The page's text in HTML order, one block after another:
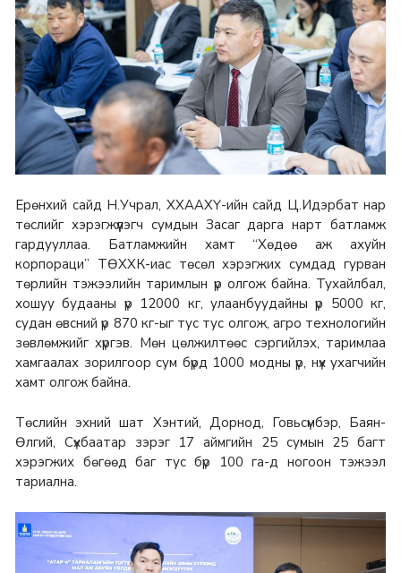
Ерөнхий сайд Н.Учрал, ХХААХҮ-ийн сайд Ц.Идэрбат нар
төслийг хэрэгжүүлэгч сумдын Засаг дарга нарт батламж
гардууллаа. Батламжийн хамт “Хөдөө аж ахуйн
корпораци” ТӨХХК-иас төсөл хэрэгжих сумдад гурван
төрлийн тэжээлийн таримлын үр олгож байна. Тухайлбал,
хошуу будааны үр 12000 кг, улаанбуудайны үр 5000 кг,
судан өвсний үр 870 кг-ыг тус тус олгож, агро технологийн
зөвлөмжийг хүргэв. Мөн цөлжилтөөс сэргийлэх, таримлаа
хамгаалах зорилгоор сум бүрд 1000 модны үр, нүх ухагчийн
хамт олгож байна.
Төслийн эхний шат Хэнтий, Дорнод, Говьсүмбэр, Баян-
Өлгий, Сүхбаатар зэрэг 17 аймгийн 25 сумын 25 багт
хэрэгжих бөгөөд баг тус бүр 100 га-д ногоон тэжээл
тариална.